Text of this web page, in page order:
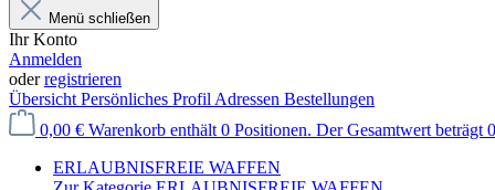
Menü schließen
Ihr Konto
Anmelden
oderregistrieren
Übersicht Persönliches Profil Adressen Bestellungen
0,00 € Warenkorb enthält 0 Positionen. Der Gesamtwert beträgt
ERLAUBNISFREIE WAFFEN